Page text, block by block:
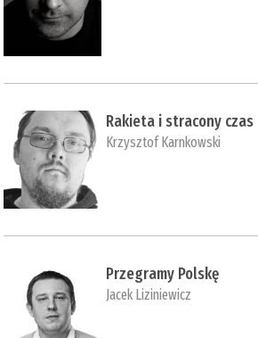
Rakieta i stracony czas
Krzysztof Karnkowski
Przegramy Polskę
Jacek Liziniewicz